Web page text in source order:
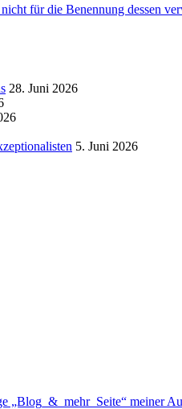
für die Benennung dessen
28. Juni 2026
5. Juni 2026
„Blog_&_mehr_Seite“ meiner